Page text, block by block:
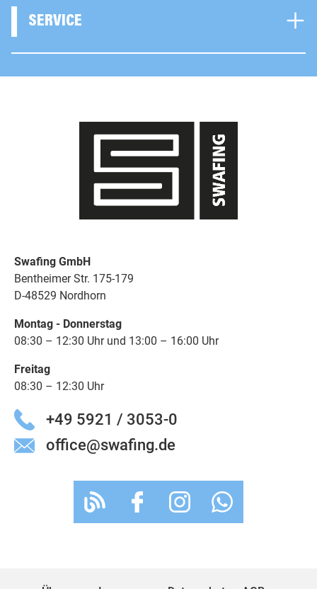
SERVICE
Swafing GmbH
Bentheimer Str. 175-179
D-48529 Nordhorn
Montag - Donnerstag
08:30 – 12:30 Uhr und 13:00 – 16:00 Uhr
Freitag
08:30 – 12:30 Uhr
+49 5921 / 3053-0
office@swafing.de